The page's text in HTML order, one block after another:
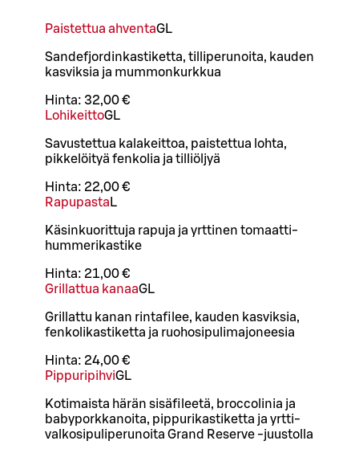
Paistettua ahventaGL
Sandefjordinkastiketta, tilliperunoita, kauden
kasviksia ja mummonkurkkua
Hinta: 32,00 €
LohikeittoGL
Savustettua kalakeittoa, paistettua lohta,
pikkelöityä fenkolia ja tilliöljyä
Hinta: 22,00 €
Rapupasta L
Käsinkuorittuja rapuja ja yrttinen tomaatti-
hummerikastike
Hinta: 21,00 €
Grillattua kanaaGL
Grillattu kanan rintafilee, kauden kasviksia,
fenkolikastiketta ja ruohosipulimajoneesia
Hinta: 24,00 €
PippuripihviGL
Kotimaista härän sisäfileetä, broccolinia ja
babyporkkanoita, pippurikastiketta ja yrtti-
valkosipuliperunoita Grand Reserve -juustolla